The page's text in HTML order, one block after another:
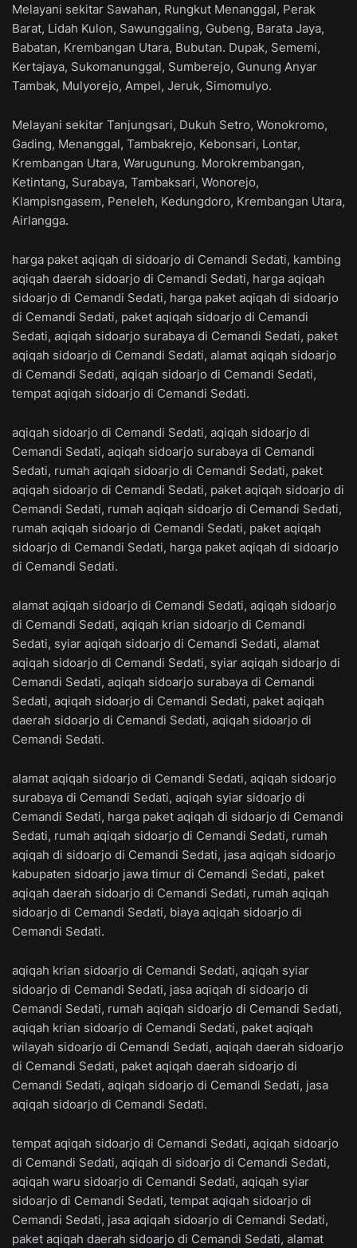
Melayani sekitar Sawahan, Rungkut Menanggal, Perak
Barat, Lidah Kulon, Sawunggaling, Gubeng, Barata Jaya,
Babatan, Krembangan Utara, Bubutan. Dupak, Sememi,
Kertajaya, Sukomanunggal, Sumberejo, Gunung Anyar
Tambak, Mulyorejo, Ampel, Jeruk, Simomulyo.
Melayani sekitar Tanjungsari, Dukuh Setro, Wonokromo,
Gading, Menanggal, Tambakrejo, Kebonsari, Lontar,
Krembangan Utara, Warugunung. Morokrembangan,
Ketintang, Surabaya, Tambaksari, Wonorejo,
Klampisngasem, Peneleh, Kedungdoro, Krembangan Utara,
Airlangga.
harga paket aqiqah di sidoarjo di Cemandi Sedati, kambing
aqiqah daerah sidoarjo di Cemandi Sedati, harga aqiqah
sidoarjo di Cemandi Sedati, harga paket aqiqah di sidoarjo
di Cemandi Sedati, paket aqiqah sidoarjo di Cemandi
Sedati, aqiqah sidoarjo surabaya di Cemandi Sedati, paket
aqiqah sidoarjo di Cemandi Sedati, alamat aqiqah sidoarjo
di Cemandi Sedati, aqiqah sidoarjo di Cemandi Sedati,
tempat aqiqah sidoarjo di Cemandi Sedati.
aqiqah sidoarjo di Cemandi Sedati, aqiqah sidoarjo di
Cemandi Sedati, aqiqah sidoarjo surabaya di Cemandi
Sedati, rumah aqiqah sidoarjo di Cemandi Sedati, paket
aqiqah sidoarjo di Cemandi Sedati, paket aqiqah sidoarjo di
Cemandi Sedati, rumah aqiqah sidoarjo di Cemandi Sedati,
rumah aqiqah sidoarjo di Cemandi Sedati, paket aqiqah
sidoarjo di Cemandi Sedati, harga paket aqiqah di sidoarjo
di Cemandi Sedati.
alamat aqiqah sidoarjo di Cemandi Sedati, aqiqah sidoarjo
di Cemandi Sedati, aqiqah krian sidoarjo di Cemandi
Sedati, syiar aqiqah sidoarjo di Cemandi Sedati, alamat
aqiqah sidoarjo di Cemandi Sedati, syiar aqiqah sidoarjo di
Cemandi Sedati, aqiqah sidoarjo surabaya di Cemandi
Sedati, aqiqah sidoarjo di Cemandi Sedati, paket aqiqah
daerah sidoarjo di Cemandi Sedati, aqiqah sidoarjo di
Cemandi Sedati.
alamat aqiqah sidoarjo di Cemandi Sedati, aqiqah sidoarjo
surabaya di Cemandi Sedati, aqiqah syiar sidoarjo di
Cemandi Sedati, harga paket aqiqah di sidoarjo di Cemandi
Sedati, rumah aqiqah sidoarjo di Cemandi Sedati, rumah
aqiqah di sidoarjo di Cemandi Sedati, jasa aqiqah sidoarjo
kabupaten sidoarjo jawa timur di Cemandi Sedati, paket
aqiqah daerah sidoarjo di Cemandi Sedati, rumah aqiqah
sidoarjo di Cemandi Sedati, biaya aqiqah sidoarjo di
Cemandi Sedati.
aqiqah krian sidoarjo di Cemandi Sedati, aqiqah syiar
sidoarjo di Cemandi Sedati, jasa aqiqah di sidoarjo di
Cemandi Sedati, rumah aqiqah sidoarjo di Cemandi Sedati,
aqiqah krian sidoarjo di Cemandi Sedati, paket aqiqah
wilayah sidoarjo di Cemandi Sedati, aqiqah daerah sidoarjo
di Cemandi Sedati, paket aqiqah daerah sidoarjo di
Cemandi Sedati, aqiqah sidoarjo di Cemandi Sedati, jasa
aqiqah sidoarjo di Cemandi Sedati.
tempat aqiqah sidoarjo di Cemandi Sedati, aqiqah sidoarjo
di Cemandi Sedati, aqiqah di sidoarjo di Cemandi Sedati,
aqiqah waru sidoarjo di Cemandi Sedati, aqiqah syiar
sidoarjo di Cemandi Sedati, tempat aqiqah sidoarjo di
Cemandi Sedati, jasa aqiqah sidoarjo di Cemandi Sedati,
paket aqiqah daerah sidoarjo di Cemandi Sedati, alamat